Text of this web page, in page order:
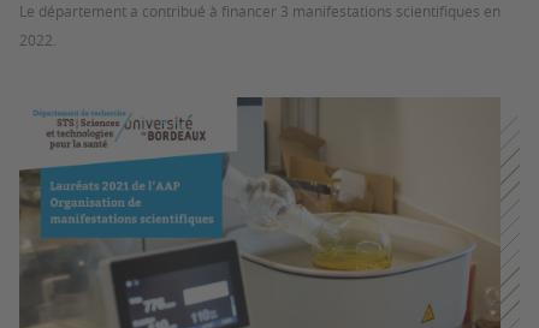
Le département a contribué à financer 3 manifestations scientifiques en
2022.